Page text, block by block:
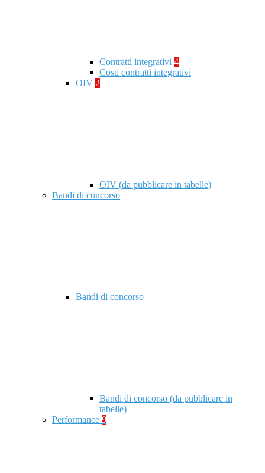
Contratti integrativi 4
Costi contratti integrativi
OIV 2
OIV (da pubblicare in tabelle)
Bandi di concorso
Bandi di concorso
Bandi di concorso (da pubblicare in
tabelle)
Performance 9